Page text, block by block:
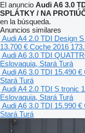
El anuncio Audi A6 3.0
SPLÁTKY / NA
en la búsqueda.
Anuncios similares
Audi A4 2.0 TDI Design
13.700 € Coche 2016
Audi A6 3.0 TDI
Eslovaquia, Stará Turá
Audi A6 3.0 TDI 15.490 €
Stará Turá
Audi A4 2.0 TDI S tronic
Eslovaquia, Stará Turá
Audi A6 3.0 TDI 15.990 €
Stará Turá